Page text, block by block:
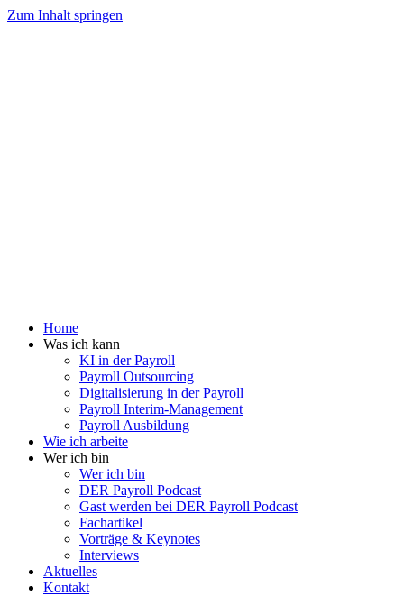
Zum Inhalt springen
Home
Was ich kann
KI in der Payroll
Payroll Outsourcing
Digitalisierung in der Payroll
Payroll Interim-Management
Payroll Ausbildung
Wie ich arbeite
Wer ich bin
Wer ich bin
DER Payroll Podcast
Gast werden bei DER Payroll Podcast
Fachartikel
Vorträge & Keynotes
Interviews
Aktuelles
Kontakt